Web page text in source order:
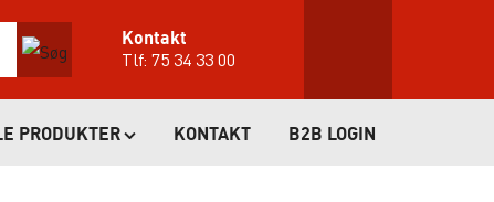
Kontakt
Tlf:75 34 33 00
PRODUKTER KONTAKT B2B LOGIN